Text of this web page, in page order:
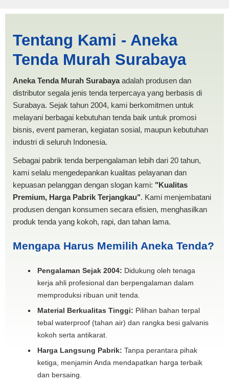
Padang | PRODUKSI ANEKA
TENDA MURAH
Tentang Kami - Aneka
Tenda Murah Surabaya
Aneka Tenda Murah Surabayaadalah produsen dan
distributor segala jenis tenda terpercaya yang berbasis di
Surabaya. Sejak tahun 2004, kami berkomitmen untuk
melayani berbagai kebutuhan tenda baik untuk promosi
bisnis, event pameran, kegiatan sosial, maupun kebutuhan
industri di seluruh Indonesia.
Sebagai pabrik tenda berpengalaman lebih dari 20 tahun,
kami selalu mengedepankan kualitas pelayanan dan
kepuasan pelanggan dengan slogan kami: "Kualitas
Premium, Harga Pabrik Terjangkau". Kami menjembatani
produsen dengan konsumen secara efisien, menghasilkan
produk tenda yang kokoh, rapi, dan tahan lama.
Mengapa Harus Memilih Aneka Tenda?
Pengalaman Sejak 2004: Didukung oleh tenaga
kerja ahli profesional dan berpengalaman dalam
memproduksi ribuan unit tenda.
Material Berkualitas Tinggi: Pilihan bahan terpal
tebal waterproof (tahan air) dan rangka besi galvanis
kokoh serta antikarat.
Harga Langsung Pabrik: Tanpa perantara pihak
ketiga, menjamin Anda mendapatkan harga terbaik
dan bersaing.